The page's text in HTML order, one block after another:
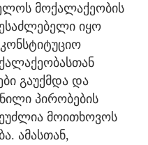
მოქალაქეობის
იყო
გაუქმდა და
პირობების
მოითხოვოს
ამასთან,